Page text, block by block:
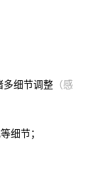
多细节调整 （感
细节；